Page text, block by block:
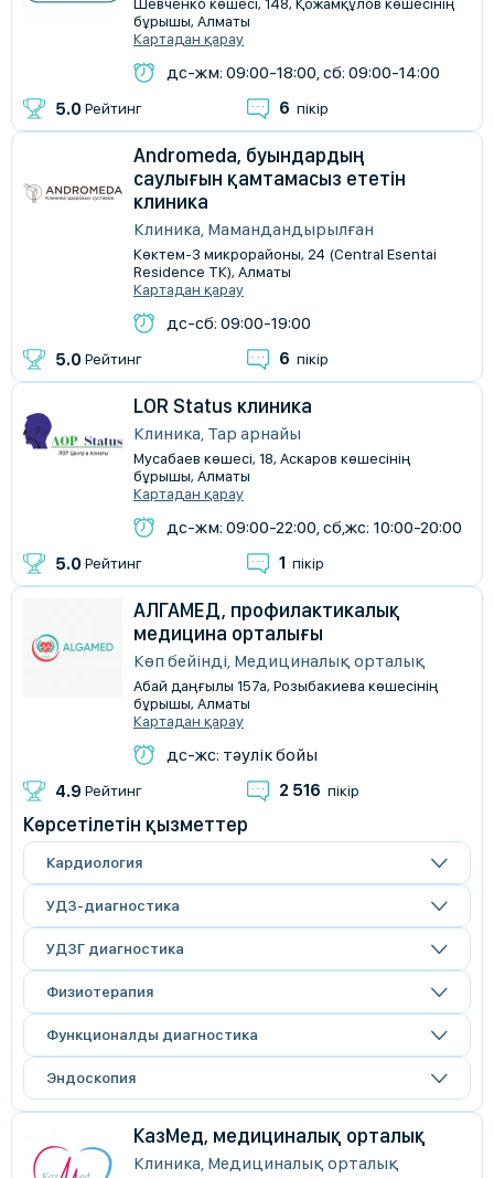
бұрышы, Алматы
Картадан қарау
дс-жм: 09:00-18:00, сб: 09:00-14:00
5.0 Рейтинг 6 пікір
Andromeda, буындардың
саулығын қамтамасыз ететін
клиника
Клиника, Мамандандырылған
Көктем-3 микрорайоны, 24 (​Central Esentai
Residence ТК), Алматы
Картадан қарау
дс-сб: 09:00-19:00
5.0 Рейтинг 6 пікір
LOR Status клиника
Клиника, Тар арнайы
Мусабаев көшесі, 18, Аскаров көшесінің
бұрышы, Алматы
Картадан қарау
дс-жм: 09:00-22:00, сб,жс: 10:00-20:00
5.0 Рейтинг 1 пікір
АЛГАМЕД, профилактикалық
медицина орталығы
Көп бейінді, Медициналық орталық
Абай даңғылы 157а, Розыбакиева көшесінің
бұрышы, Алматы
Картадан қарау
дс-жс: тәулік бойы
4.9 Рейтинг 2 516 пікір
Көрсетілетін қызметтер
Кардиология
УДЗ-диагностика
УДЗГ диагностика
Физиотерапия
Функционалды диагностика
Эндоскопия
КазМед, медициналық орталық
Клиника, Медициналық орталық